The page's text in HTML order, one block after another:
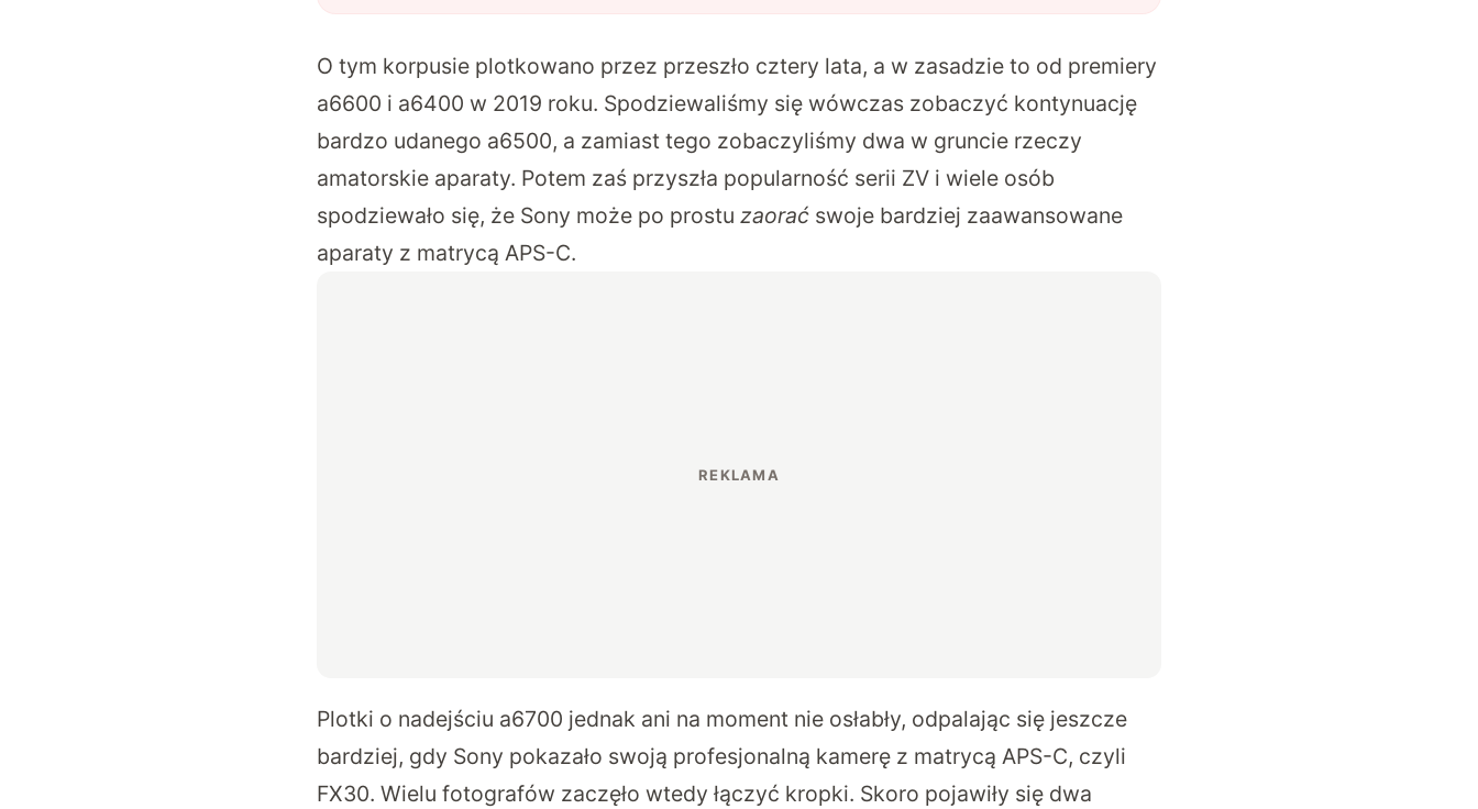
O tym korpusie plotkowano przez przeszło cztery lata, a w zasadzie to od premiery
a6600 i a6400 w 2019 roku. Spodziewaliśmy się wówczas zobaczyć kontynuację
bardzo udanego a6500, a zamiast tego zobaczyliśmy dwa w gruncie rzeczy
amatorskie aparaty. Potem zaś przyszła popularność serii ZV i wiele osób
spodziewało się, że Sony może po prostu zaorać swoje bardziej zaawansowane
aparaty z matrycą APS-C.
Plotki o nadejściu a6700 jednak ani na moment nie osłabły, odpalając się jeszcze
bardziej, gdy Sony pokazało swoją profesjonalną kamerę z matrycą APS-C, czyli
FX30. Wielu fotografów zaczęło wtedy łączyć kropki. Skoro pojawiły się dwa